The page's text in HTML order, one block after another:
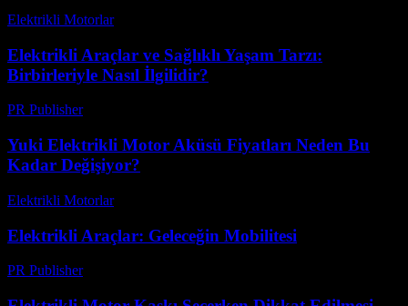
Elektrikli Motorlar-
Elektrikli Araçlar ve Sağlıklı Yaşam Tarzı:
Birbirleriyle Nasıl İlgilidir?
PR Publisher-
Yuki Elektrikli Motor Aküsü Fiyatları Neden Bu
Kadar Değişiyor?
Elektrikli Motorlar-
Elektrikli Araçlar: Geleceğin Mobilitesi
PR Publisher-